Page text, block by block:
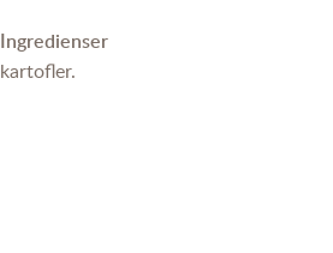
Ingredienser
kartofler.